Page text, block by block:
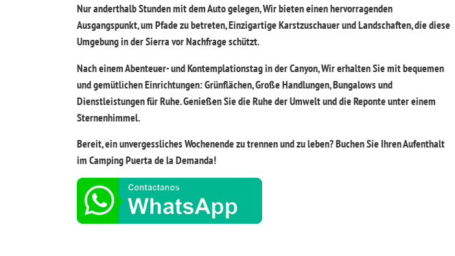
Nur anderthalb Stunden mit dem Auto gelegen, Wir bieten einen hervorragenden
Ausgangspunkt, um Pfade zu betreten, Einzigartige Karstzuschauer und Landschaften, die diese
Umgebung in der Sierra vor Nachfrage schützt.
Nach einem Abenteuer- und Kontemplationstag in der Canyon, Wir erhalten Sie mit bequemen
und gemütlichen Einrichtungen: Grünflächen, Große Handlungen, Bungalows und
Dienstleistungen für Ruhe. Genießen Sie die Ruhe der Umwelt und die Reponte unter einem
Sternenhimmel.
Bereit, ein unvergessliches Wochenende zu trennen und zu leben? Buchen Sie Ihren Aufenthalt
im Camping Puerta de la Demanda!